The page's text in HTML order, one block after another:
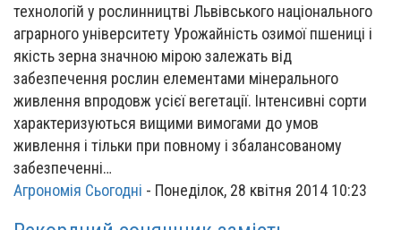
технологій у рослинництві Львівського національного
аграрного університету Урожайність озимої пшениці і
якість зерна значною мірою залежать від
забезпечення рослин елементами мінерального
живлення впродовж усієї вегетації. Інтенсивні сорти
характеризуються вищими вимогами до умов
живлення і тільки при повному і збалансованому
забезпеченні…
Агрономія Сьогодні - Понеділок, 28 квітня 2014 10:23